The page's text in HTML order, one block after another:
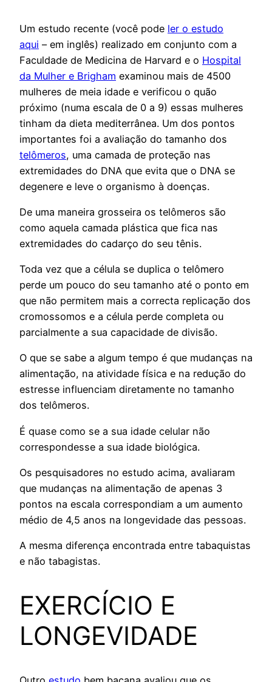
Um estudo recente (você pode ler o estudo
aqui – em inglês) realizado em conjunto com a
Faculdade de Medicina de Harvard e o Hospital
da Mulher e Brigham examinou mais de 4500
mulheres de meia idade e verificou o quão
próximo (numa escala de 0 a 9) essas mulheres
tinham da dieta mediterrânea. Um dos pontos
importantes foi a avaliação do tamanho dos
telômeros, uma camada de proteção nas
extremidades do DNA que evita que o DNA se
degenere e leve o organismo à doenças.
De uma maneira grosseira os telômeros são
como aquela camada plástica que fica nas
extremidades do cadarço do seu tênis.
Toda vez que a célula se duplica o telômero
perde um pouco do seu tamanho até o ponto em
que não permitem mais a correcta replicação dos
cromossomos e a célula perde completa ou
parcialmente a sua capacidade de divisão.
O que se sabe a algum tempo é que mudanças na
alimentação, na atividade física e na redução do
estresse influenciam diretamente no tamanho
dos telômeros.
É quase como se a sua idade celular não
correspondesse a sua idade biológica.
Os pesquisadores no estudo acima, avaliaram
que mudanças na alimentação de apenas 3
pontos na escala correspondiam a um aumento
médio de 4,5 anos na longevidade das pessoas.
A mesma diferença encontrada entre tabaquistas
e não tabagistas.
EXERCÍCIO E
LONGEVIDADE